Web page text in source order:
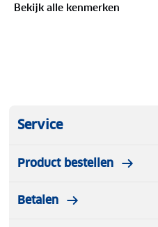
✓ Ideaal voor gebruik in
Specificaties:
Gewicht (kg): 0,125
Bekijk alle kenmerken
Service
Product bestellen
Betalen